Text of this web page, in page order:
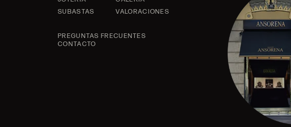
SUBASTAS
VALORACIONES
PREGUNTAS FRECUENTES
CONTACTO